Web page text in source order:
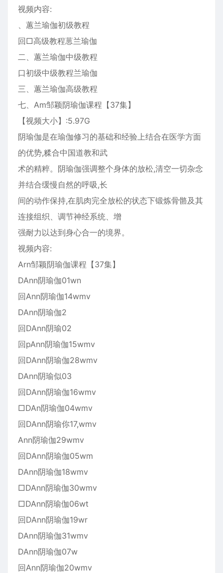
视频内容:
、蕙兰瑜伽初级教程
回□高级教程葸兰瑜伽
二、蕙兰瑜伽中级教程
口初级中级教程兰瑜伽
三、蕙兰瑜伽高级教程
七、Am邹颖阴瑜伽课程【37集】
【视频大小】:5.97G
阴瑜伽是在瑜伽修习的基础和经验上结合在医学方面
的优势,糅合中国道教和武
术的精粹。阴瑜伽强调整个身体的放松,清空一切杂念
并结合缓慢自然的呼吸,长
间的动作保持,在肌肉完全放松的状态下锻炼骨骼及其
连接组织、调节神经系统、增
强耐力以达到身心合一的境界。
视频内容:
Arn邹颖阴瑜伽课程【37集】
DAnn阴瑜伽01wn
回Ann阴瑜伽14wmv
DAnn阴瑜伽2
回DAnn阴瑜02
回pAnn阴瑜伽15wmv
回DAnn阴瑜伽28wmv
DAnn阴瑜似03
回DAnn阴瑜伽16wmv
□DAn阴瑜伽04wmv
回DAnn阴瑜你17,wmv
Ann阴瑜伽29wmv
回DAnn阴瑜伽05wm
DAnn阴瑜伽18wmv
□DAnn阴瑜伽30wmv
□DAnn阴瑜伽06wt
回DAnn阴瑜伽19wr
DAnn阴瑜伽31wmv
DAnn阴瑜伽07w
回Ann阴瑜伽20wmv